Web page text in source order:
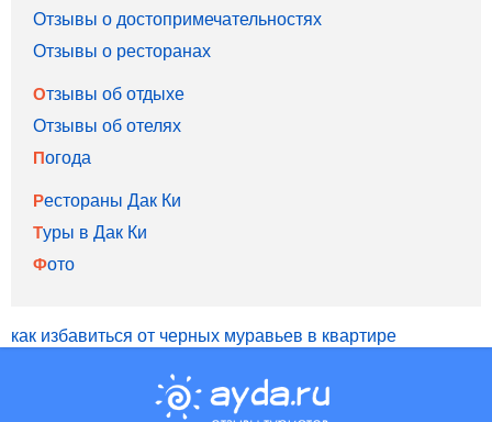
Отзывы о достопримечательностях
Отзывы о ресторанах
Отзывы об отдыхе
Отзывы об отелях
Погода
Рестораны Дак Ки
Туры в Дак Ки
Фото
как избавиться от черных муравьев в квартире